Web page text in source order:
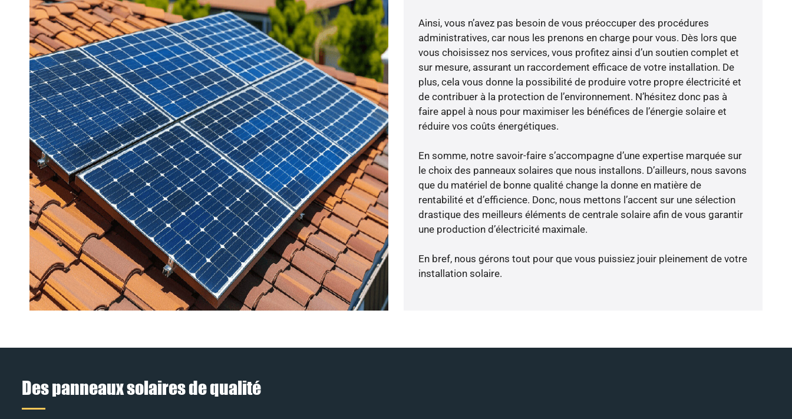
Ainsi, vous n’avez pas besoin de vous préoccuper des procédures
administratives, car nous les prenons en charge pour vous. Dès lors que
vous choisissez nos services, vous profitez ainsi d’un soutien complet et
sur mesure, assurant un raccordement efficace de votre installation. De
plus, cela vous donne la possibilité de produire votre propre électricité et
de contribuer à la protection de l’environnement. N’hésitez donc pas à
faire appel à nous pour maximiser les bénéfices de l’énergie solaire et
réduire vos coûts énergétiques.
En somme, notre savoir-faire s’accompagne d’une expertise marquée sur
le choix des panneaux solaires que nous installons. D’ailleurs, nous savons
que du matériel de bonne qualité change la donne en matière de
rentabilité et d’efficience. Donc, nous mettons l’accent sur une sélection
drastique des meilleurs éléments de centrale solaire afin de vous garantir
une production d’électricité maximale.
En bref, nous gérons tout pour que vous puissiez jouir pleinement de votre
installation solaire.
Des panneaux solaires de qualité